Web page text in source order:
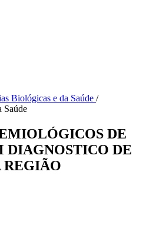
Biológicas e da Saúde /
Saúde
DE
DIAGNOSTICO DE
REGIÃO